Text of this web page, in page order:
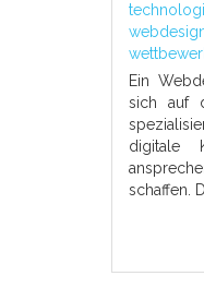
Ein
sich auf
digitale
schaffen.